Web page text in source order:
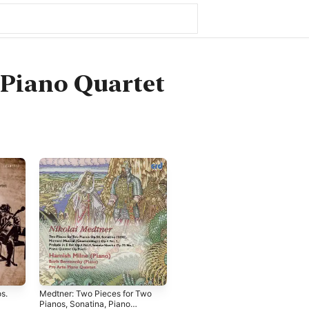
Quartet
Medtner: Two Pieces for Two
Pianos, Sonatina, Piano